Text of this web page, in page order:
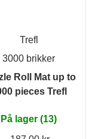
Trefl
3000 brikker
Roll Mat up to
pieces Trefl
På lager (13)